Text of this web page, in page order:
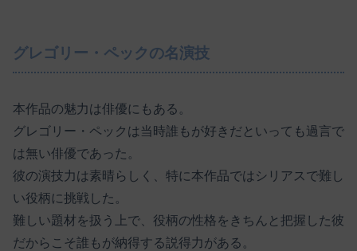
グレゴリー・ペックの名演技
本作品の魅力は俳優にもある。
グレゴリー・ペックは当時誰もが好きだといっても過言で
は無い俳優であった。
彼の演技力は素晴らしく、特に本作品ではシリアスで難し
い役柄に挑戦した。
難しい題材を扱う上で、役柄の性格をきちんと把握した彼
だからこそ誰もが納得する説得力がある。